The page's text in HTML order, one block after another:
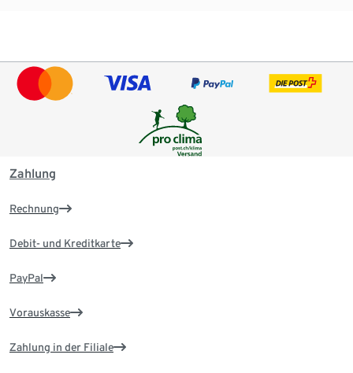
Zahlung
Rechnung
Debit- und Kreditkarte
PayPal
Vorauskasse
Zahlung in der Filiale